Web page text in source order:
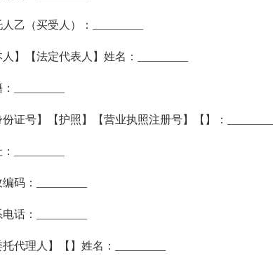
乙（买受人）：_________
人】【法定代表人】姓名：_________
_________
份证号】【护照】【营业执照注册号】【】：_________
_________
码：_________
话：_________
托代理人】【】姓名：_________